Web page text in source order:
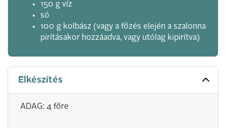
150 g víz
só
100 g kolbász (vagy a főzés elején a szalonna
pirításakor hozzáadva, vagy utólag kipirítva)
Elkészítés
ADAG: 4 főre